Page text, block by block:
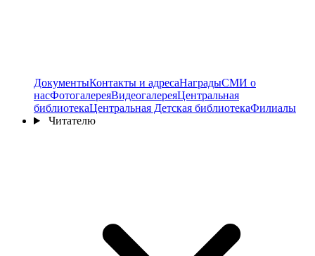
ДокументыКонтакты и адресаНаградыСМИ о
насФотогалереяВидеогалереяЦентральная
библиотекаЦентральная Детская библиотекаФилиалы
Читателю